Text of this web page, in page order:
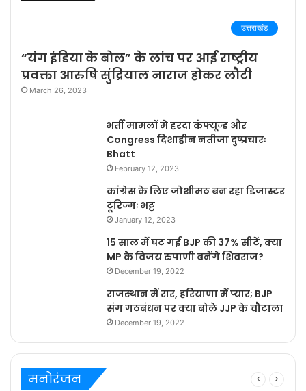
उत्तराखंड
“यंग इंडिया के बोल” के लांच पर आई राष्ट्रीय
प्रवक्ता आरुषि सुंद्रियाल नाराज होकर लौटी
March 26, 2023
भर्ती मामलों मे हरदा कंफ्यूज्ड और
Congress दिशाहीन नतीजा दुष्प्रचारः
Bhatt
February 12, 2023
कांग्रेस के लिए जोशीमठ बन रहा डिजास्टर
टूरिज्मः भट्ट
January 12, 2023
15 साल में घट गईं BJP की 37% सीटें, क्या
MP के विजय रुपाणी बनेंगे शिवराज?
December 19, 2022
राजस्थान में रार, हरियाणा में प्यार; BJP
संग गठबंधन पर क्या बोले JJP के चौटाला
December 19, 2022
मनोरंजन